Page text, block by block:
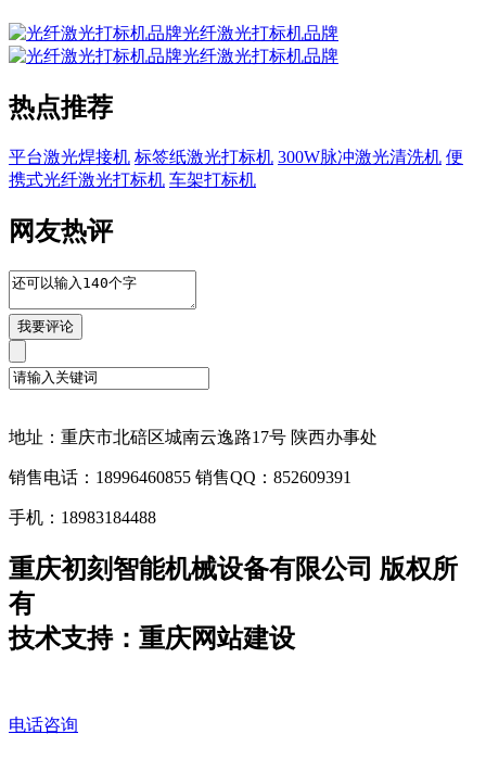
光纤激光打标机品牌
光纤激光打标机品牌
热点推荐
平台激光焊接机 标签纸激光打标机 300W脉冲激光清洗机 便
携式光纤激光打标机 车架打标机
网友热评
地址：重庆市北碚区城南云逸路17号 陕西办事处
销售电话：18996460855 销售QQ：852609391
手机：18983184488
重庆初刻智能机械设备有限公司 版权所
有
技术支持：重庆网站建设
电话咨询